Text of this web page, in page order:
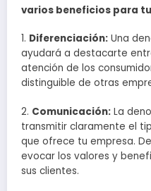
varios beneficios para
1. Diferenciación: Una
ayudará a destacarte
atención de los
distinguible de otras
2. Comunicación: La
transmitir claramente el
que ofrece tu empresa.
evocar los valores y
sus clientes.